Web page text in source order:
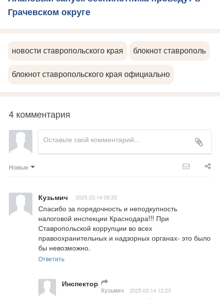
Грачевском округе
новости ставропольского края блокнот ставрополь
блокнот ставропольского края официально
4 комментария
Новые
Кузьмич 2025.03.14 09:33
Спасибо за порядочность и неподкупность
налоговой инспекции Краснодара!!! При
Ставропольской коррупции во всех
правоохранительных и надзорных органах- это было
бы невозможно.
Ответить
Инспектор
Кузьмич 2025.03.14 12:23